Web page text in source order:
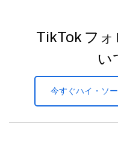
TikTok フ
い
今すぐハイ・ソ